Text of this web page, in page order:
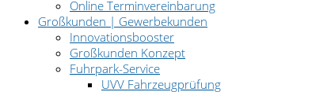
Online Terminvereinbarung
Großkunden | Gewerbekunden
Innovationsbooster
Großkunden Konzept
Fuhrpark-Service
UVV Fahrzeugprüfung